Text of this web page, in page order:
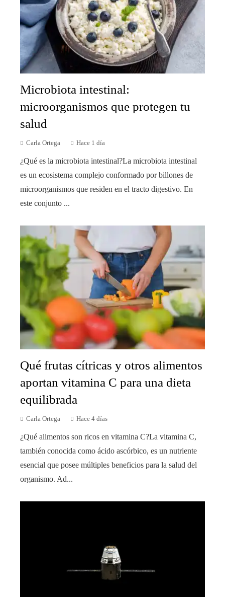
Microbiota intestinal:
microorganismos que protegen tu
salud
Carla Ortega Hace 1 día
¿Qué es la microbiota intestinal?La microbiota intestinal
es un ecosistema complejo conformado por billones de
microorganismos que residen en el tracto digestivo. En
este conjunto ...
Qué frutas cítricas y otros alimentos
aportan vitamina C para una dieta
equilibrada
Carla Ortega Hace 4 días
¿Qué alimentos son ricos en vitamina C?La vitamina C,
también conocida como ácido ascórbico, es un nutriente
esencial que posee múltiples beneficios para la salud del
organismo. Ad...